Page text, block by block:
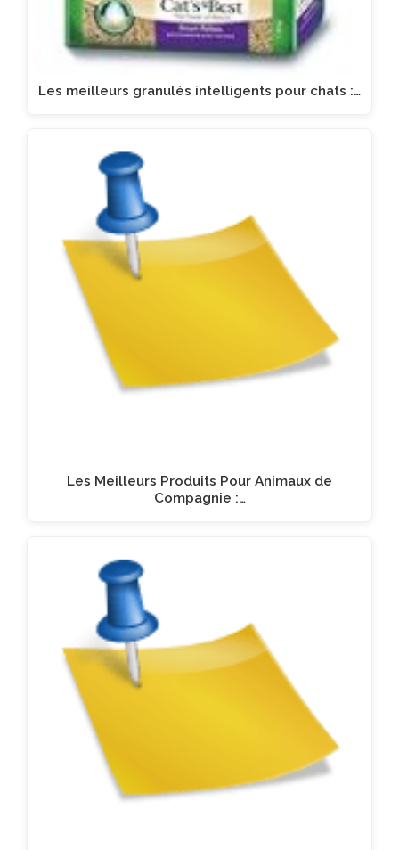
Les meilleurs granulés intelligents pour chats :…
Les Meilleurs Produits Pour Animaux de
Compagnie :…